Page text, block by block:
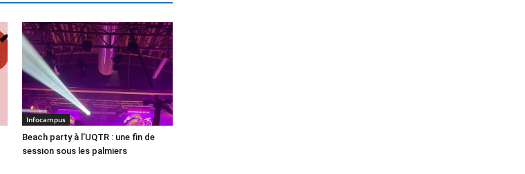
Infocampus
Beach party à l’UQTR : une fin de
session sous les palmiers